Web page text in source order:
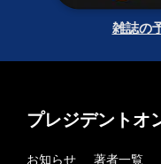
雑誌の
プレジデントオ
お知らせ 著者一覧